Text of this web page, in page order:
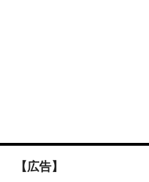
【広告】